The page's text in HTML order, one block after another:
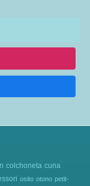
colchoneta cuna
osito otono petit-